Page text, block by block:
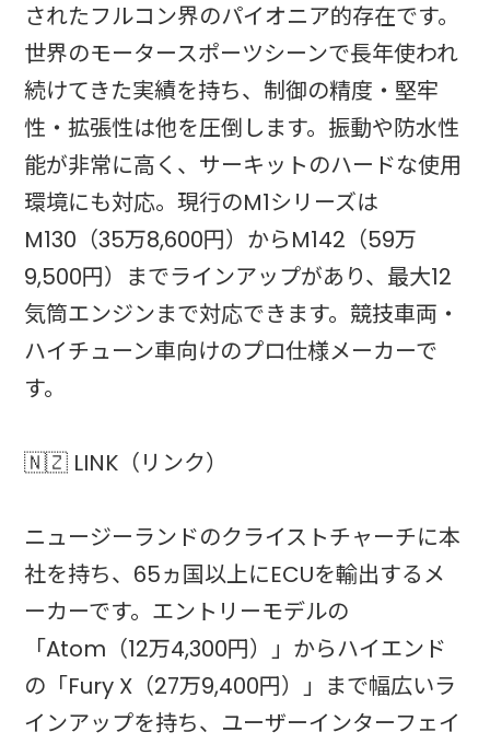
されたフルコン界のパイオニア的存在です。
世界のモータースポーツシーンで長年使われ
続けてきた実績を持ち、制御の精度・堅牢
性・拡張性は他を圧倒します。振動や防水性
能が非常に高く、サーキットのハードな使用
環境にも対応。現行のM1シリーズは
M130（35万8,600円）からM142（59万
9,500円）までラインアップがあり、最大12
気筒エンジンまで対応できます。競技車両・
ハイチューン車向けのプロ仕様メーカーで
す。
🇳🇿 LINK（リンク）
ニュージーランドのクライストチャーチに本
社を持ち、65ヵ国以上にECUを輸出するメ
ーカーです。エントリーモデルの
「Atom（12万4,300円）」からハイエンド
の「Fury X（27万9,400円）」まで幅広いラ
インアップを持ち、ユーザーインターフェイ